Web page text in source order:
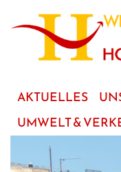
Hauptinhalt
AKTUELLES
UMWELT &